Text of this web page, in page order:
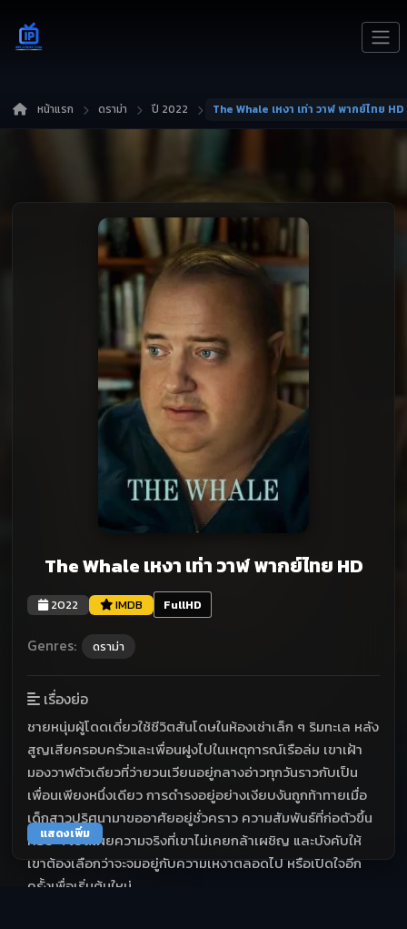
หน้าแรก ดราม่า ปี 2022 The Whale เหงา เท่า วาฬ พากย์ไทย HD
The Whale เหงา เท่า วาฬ พากย์ไทย HD
2022 IMDB FullHD
Genres: ดราม่า
เรื่องย่อ
ชายหนุ่มผู้โดดเดี่ยวใช้ชีวิตสันโดษในห้องเช่าเล็ก ๆ ริมทะเล หลัง
สูญเสียครอบครัวและเพื่อนฝูงไปในเหตุการณ์เรือล่ม เขาเฝ้า
มองวาฬตัวเดียวที่ว่ายวนเวียนอยู่กลางอ่าวทุกวันราวกับเป็น
เพื่อนเพียงหนึ่งเดียว การดำรงอยู่อย่างเงียบงันถูกท้าทายเมื่อ
เด็กสาวปริศนามาขออาศัยอยู่ชั่วคราว ความสัมพันธ์ที่ก่อตัวขึ้น
ค่อย ๆ เปิดเผยความจริงที่เขาไม่เคยกล้าเผชิญ และบังคับให้
เขาต้องเลือกว่าจะจมอยู่กับความเหงาตลอดไป หรือเปิดใจอีก
ครั้งเพื่อเริ่มต้นใหม่
แสดงเพิ่ม